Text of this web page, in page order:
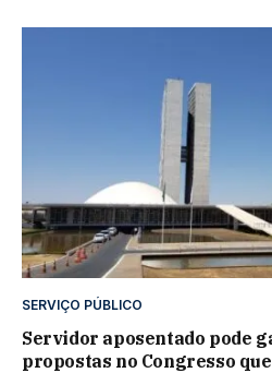
SERVIÇO PÚBLICO
Servidor aposentado pode
propostas no Congresso